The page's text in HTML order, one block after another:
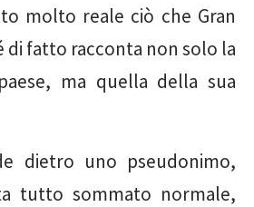
molto reale ciò che Gran
di fatto racconta non solo la
ma quella della sua
dietro uno pseudonimo,
tutto sommato normale,